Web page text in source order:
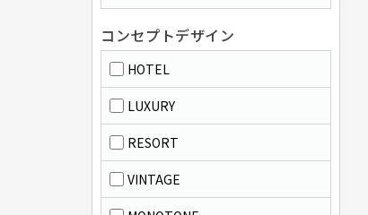
コンセプトデザイン
HOTEL
LUXURY
RESORT
VINTAGE